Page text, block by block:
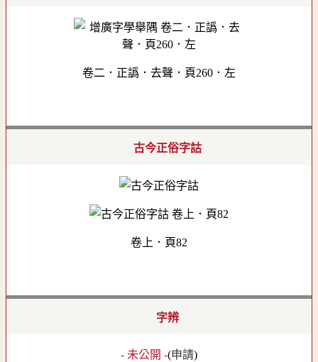
卷二．正譌．去聲．頁260．左
古今正俗字詁
卷上．頁82
字辨
- 未公開 -(申請)